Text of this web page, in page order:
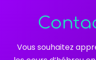
Vous souhaitez